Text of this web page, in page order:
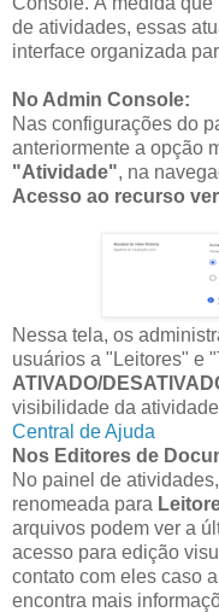
de atividades, essas
interface organizada
No Admin Console:
Nas configurações do
anteriormente a opção
"Atividade", na
Acesso ao recurso
Nessa tela, os
usuários a "Leitores" e
ATIVADO/
visibilidade da
Central de Ajuda
Nos Editores de
No painel de
renomeada para
arquivos podem ver a
acesso para edição
contato com eles caso
encontra mais